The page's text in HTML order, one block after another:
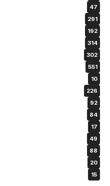
47
291
192
314
302
551
10
226
92
84
17
49
88
20
15